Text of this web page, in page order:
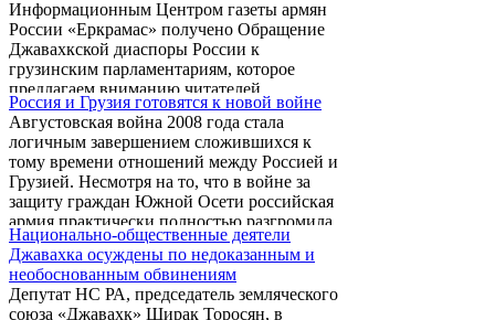
– Тао-Кларджети). Отметим, что кроме
Ошкванка это еще и Ишхан. «Переговоры
возобновлены и сегодня в активной фазе.
На данном этапе мы воздерживаемся от
разглашения конкретных деталей. Однако
определенные требования существуют с
обеих сторон, ...
Информационным Центром газеты армян
России «Еркрамас» получено Обращение
Джавахкской диаспоры России к
грузинским парламентариям, которое
предлагаем вниманию читателей
полностью:
Россия и Грузия готовятся к новой войне
Августовская война 2008 года стала
логичным завершением сложившихся к
тому времени отношений между Россией и
Грузией. Несмотря на то, что в войне за
защиту граждан Южной Осети российская
армия практически полностью разгромила
армию грузинскую, а сама Грузия оказалась
на грани развала, тем не менее,
последующее развитие ситуации показало,
что официальная Москва не смогла
Национально-общественные деятели
Джавахка осуждены по недоказанным и
необоснованным обвинениям
Депутат НС РА, председатель земляческого
союза «Джавахк» Ширак Торосян, в